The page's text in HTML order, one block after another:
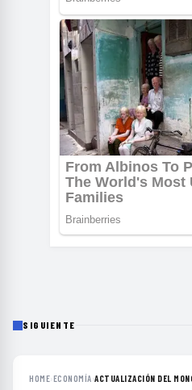
SIGUIENTE
HOME›ECONOMÍA›ACTUALIZACIÓN DEL